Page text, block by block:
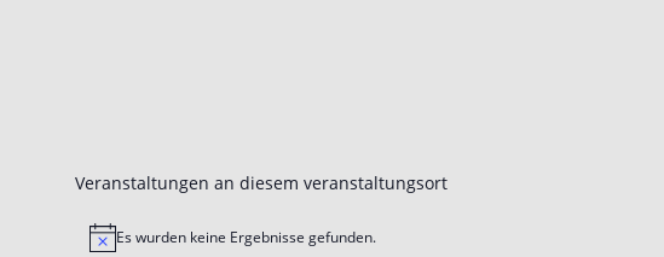
Veranstaltungen an diesem veranstaltungsort
HinweisEs wurden keine Ergebnisse gefunden.